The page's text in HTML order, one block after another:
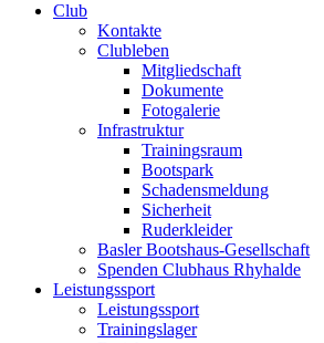
Club
Kontakte
Clubleben
Mitgliedschaft
Dokumente
Fotogalerie
Infrastruktur
Trainingsraum
Bootspark
Schadensmeldung
Sicherheit
Ruderkleider
Basler Bootshaus-Gesellschaft
Spenden Clubhaus Rhyhalde
Leistungssport
Leistungssport
Trainingslager